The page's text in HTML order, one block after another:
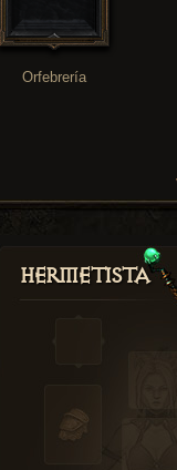
Orfebrería
Hermetista